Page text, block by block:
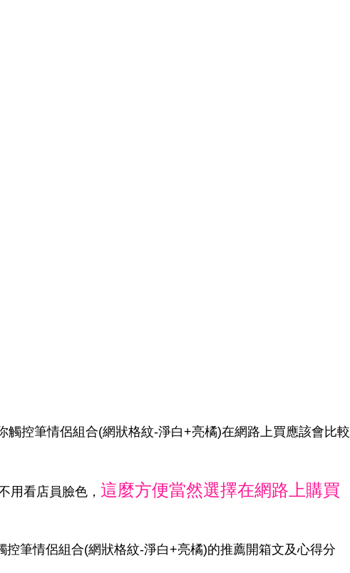
控筆情侶組合(網狀格紋-淨白+亮橘)在網路上買應該會比較
用看店員臉色， 這麼方便當然選擇在網路上購買
筆情侶組合(網狀格紋-淨白+亮橘)的推薦開箱文及心得分